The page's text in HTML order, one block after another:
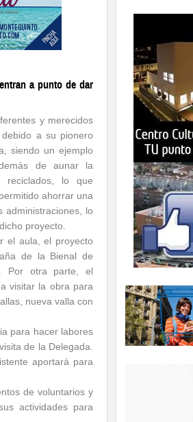
a punto de dar
y merecidos
a su pionero
siendo un ejemplo
de aunar la
reciclados, lo que
ahorrar una
administraciones, lo
proyecto.
el aula, el proyecto
de la Bienal de
Por otra parte, el
visitar la obra para
nueva valla con
para hacer labores
de la Delegada.
aportará para
de voluntarios y
actividades para